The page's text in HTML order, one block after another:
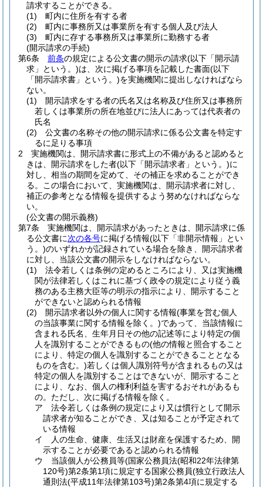
請求することができる。
(1)
町内に住所を有する者
(2)
町内に事務所又は事業所を有する個人及び法人
(3)
町内に存する事務所又は事業所に勤務する者
(開示請求の手続)
第6条
前条の規定による公文書の開示の請求(以下「開示請
求」という。)は、次に掲げる事項を記載した書面(以下
「開示請求書」という。)を実施機関に提出しなければなら
ない。
(1)
開示請求をする者の氏名又は名称及び住所又は事務所
若しくは事業所の所在地並びに法人にあっては代表者の
氏名
(2)
公文書の名称その他の開示請求に係る公文書を特定す
るに足りる事項
2
実施機関は、開示請求書に形式上の不備があると認めると
きは、開示請求をした者(以下「開示請求者」という。)に
対し、相当の期間を定めて、その補正を求めることができ
る。
この場合において、実施機関は、開示請求者に対し、
補正の参考となる情報を提供するよう努めなければならな
い。
(公文書の開示義務)
第7条
実施機関は、開示請求があったときは、開示請求に係
る公文書に次の各号に掲げる情報(以下「非開示情報」とい
う。)のいずれかが記録されている場合を除き、開示請求者
に対し、当該公文書の開示をしなければならない。
(1)
法令若しくは条例の定めるところにより、又は実施機
関が法律若しくはこれに基づく政令の規定により従う義
務のある主務大臣等の明示の指示により、開示すること
ができないと認められる情報
(2)
開示請求者以外の個人に関する情報(事業を営む個人
の当該事業に関する情報を除く。)であって、当該情報に
含まれる氏名、生年月日その他の記述等により特定の個
人を識別することができるもの(他の情報と照合すること
により、特定の個人を識別することができることとなる
ものを含む。)若しくは個人識別符号が含まれるもの又は
特定の個人を識別することはできないが、開示すること
により、なお、個人の権利利益を害するおそれがあるも
の。 ただし、次に掲げる情報を除く。
ア
法令若しくは条例の規定により又は慣行として開示
請求者が知ることができ、又は知ることが予定されて
いる情報
イ
人の生命、健康、生活又は財産を保護するため、開
示することが必要であると認められる情報
ウ
当該個人が公務員等(国家公務員法(昭和22年法律第
120号)第2条第1項に規定する国家公務員(独立行政法人
通則法(平成11年法律第103号)第2条第4項に規定する